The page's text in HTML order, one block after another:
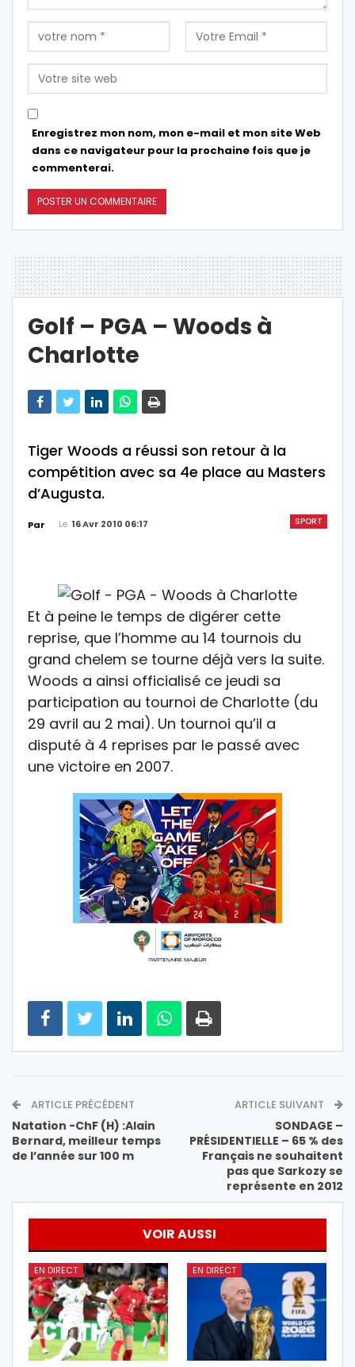
Enregistrez mon nom, mon e-mail et mon site Web
dans ce navigateur pour la prochaine fois que je
commenterai.
Golf – PGA – Woods à
Charlotte
Tiger Woods a réussi son retour à la
compétition avec sa 4e place au Masters
d’Augusta.
SPORT
Par Le 16 Avr 2010 06:17
Et à peine le temps de digérer cette
reprise, que l’homme au 14 tournois du
grand chelem se tourne déjà vers la suite.
Woods a ainsi officialisé ce jeudi sa
participation au tournoi de Charlotte (du
29 avril au 2 mai). Un tournoi qu’il a
disputé à 4 reprises par le passé avec
une victoire en 2007.
ARTICLE PRÉCÉDENT
Natation -ChF (H) :Alain
Bernard, meilleur temps
de l’année sur 100 m
ARTICLE SUIVANT
SONDAGE –
PRÉSIDENTIELLE – 65 % des
Français ne souhaitent
pas que Sarkozy se
représente en 2012
VOIR AUSSI
EN DIRECT EN DIRECT